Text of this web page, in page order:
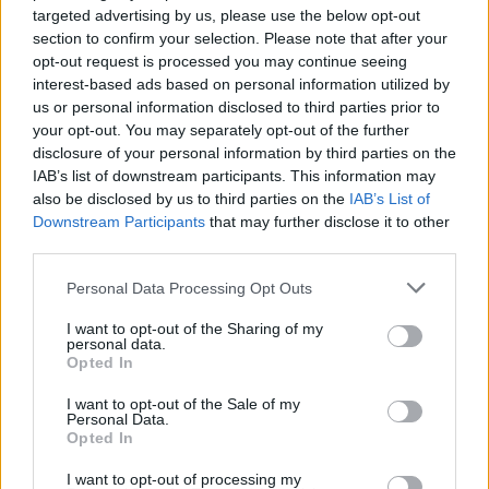
targeted advertising by us, please use the below opt-out
section to confirm your selection. Please note that after your
opt-out request is processed you may continue seeing
interest-based ads based on personal information utilized by
us or personal information disclosed to third parties prior to
your opt-out. You may separately opt-out of the further
disclosure of your personal information by third parties on the
IAB’s list of downstream participants. This information may
also be disclosed by us to third parties on the IAB’s List of
Downstream Participants that may further disclose it to other
Personal Data Processing Opt Outs
I want to opt-out of the Sharing of my
personal data.
Opted In
I want to opt-out of the Sale of my
Personal Data.
Opted In
I want to opt-out of processing my
Esim for USA|Esim for Italy| Esim for Spain|Esim